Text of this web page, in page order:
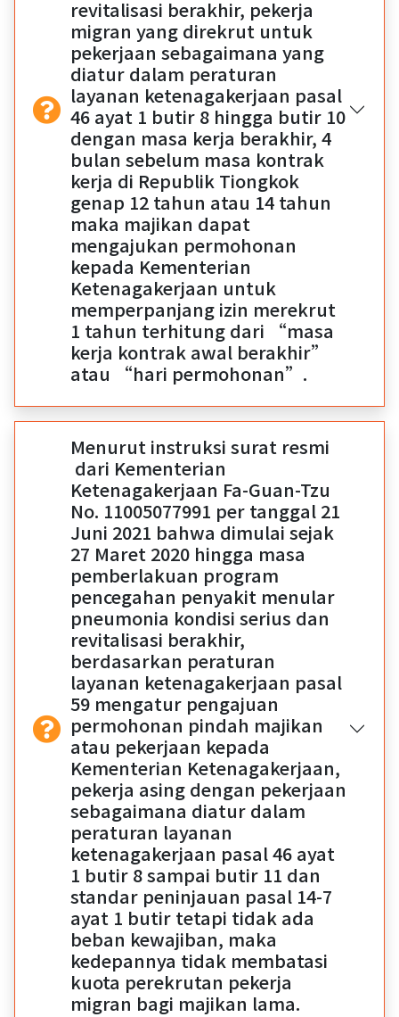
revitalisasi berakhir, pekerja
migran yang direkrut untuk
pekerjaan sebagaimana yang
diatur dalam peraturan
layanan ketenagakerjaan pasal
46 ayat 1 butir 8 hingga butir 10
dengan masa kerja berakhir, 4
bulan sebelum masa kontrak
kerja di Republik Tiongkok
genap 12 tahun atau 14 tahun
maka majikan dapat
mengajukan permohonan
kepada Kementerian
Ketenagakerjaan untuk
memperpanjang izin merekrut
1 tahun terhitung dari “masa
kerja kontrak awal berakhir”
atau “hari permohonan”.
Menurut instruksi surat resmi
dari Kementerian
Ketenagakerjaan Fa-Guan-Tzu
No. 11005077991 per tanggal 21
Juni 2021 bahwa dimulai sejak
27 Maret 2020 hingga masa
pemberlakuan program
pencegahan penyakit menular
pneumonia kondisi serius dan
revitalisasi berakhir,
berdasarkan peraturan
layanan ketenagakerjaan pasal
59 mengatur pengajuan
permohonan pindah majikan
atau pekerjaan kepada
Kementerian Ketenagakerjaan,
pekerja asing dengan pekerjaan
sebagaimana diatur dalam
peraturan layanan
ketenagakerjaan pasal 46 ayat
1 butir 8 sampai butir 11 dan
standar peninjauan pasal 14-7
ayat 1 butir tetapi tidak ada
beban kewajiban, maka
kedepannya tidak membatasi
kuota perekrutan pekerja
migran bagi majikan lama.